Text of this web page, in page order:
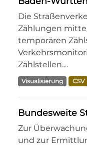
Die
Zählungen
temporären
Zählstellen....
Visualisierung CSV
Bundesweite
Zur
und zur